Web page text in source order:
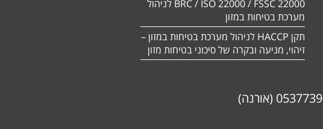
BRC / ISO 22000 / FSSC 22000 לניהול
מערכת בטיחות במזון
תקן HACCP לניהול מערכת בטיחות במזון –
זיהוי, מניעה ובקרה של סיכוני בטיחות מזון